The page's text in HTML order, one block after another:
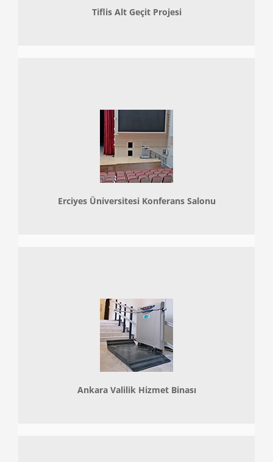
Tiflis Alt Geçit Projesi
Erciyes Üniversitesi Konferans Salonu
Ankara Valilik Hizmet Binası